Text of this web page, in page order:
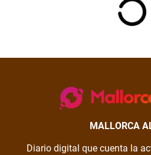
MALLORCA
Diario digital que cuenta la